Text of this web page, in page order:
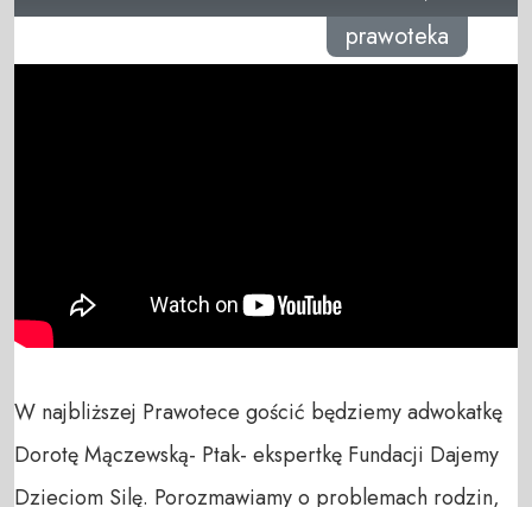
prawoteka
W najbliższej Prawotece gościć będziemy adwokatkę
Dorotę Mączewską- Ptak- ekspertkę Fundacji Dajemy
Dzieciom Silę. Porozmawiamy o problemach rodzin,